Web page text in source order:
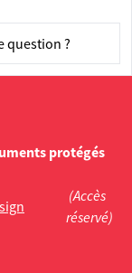
question ?
protégés
(Accès
réservé)